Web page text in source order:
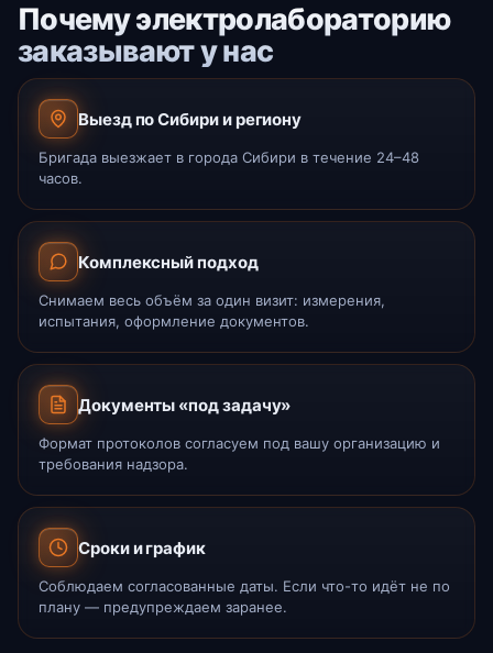
Почему электролабораторию
заказывают у нас
Выезд по Сибири и региону
Бригада выезжает в города Сибири в течение 24–48
часов.
Комплексный подход
Снимаем весь объём за один визит: измерения,
испытания, оформление документов.
Документы «под задачу»
Формат протоколов согласуем под вашу организацию и
требования надзора.
Сроки и график
Соблюдаем согласованные даты. Если что-то идёт не по
плану — предупреждаем заранее.